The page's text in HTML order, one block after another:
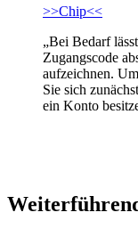
>>Chip<<
„Bei Bedarf
Zugangscode
aufzeichnen.
Sie sich
ein Konto